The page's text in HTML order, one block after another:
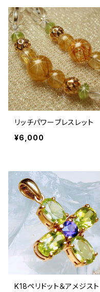
リッチパワーブレスレット
¥6,000
K18ペリドット＆アメジスト